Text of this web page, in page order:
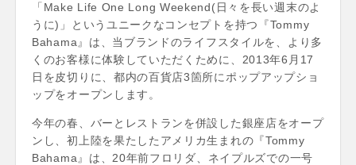
「Make Life One Long Weekend(日々を長い週末のよ
うに)」というユニークなコンセプトを持つ『Tommy
Bahama』は、当ブランドのライフスタイルを、より多
くのお客様に体験していただくために、2013年6月17
日を皮切りに、都内の百貨店3箇所にポップアップショ
ップをオープンします。
今年の春、バーとレストランを併設した銀座店をオープ
ンし、初上陸を果たしたアメリカ生まれの『Tommy
Bahama』は、20年前フロリダ、ネイプルズでの一号